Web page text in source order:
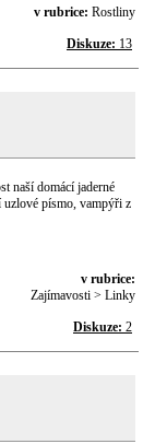
v rubrice: Rostliny
Diskuze: 13
naší domácí jaderné
uzlové písmo, vampýři z
v rubrice:
Zajímavosti > Linky
Diskuze: 2